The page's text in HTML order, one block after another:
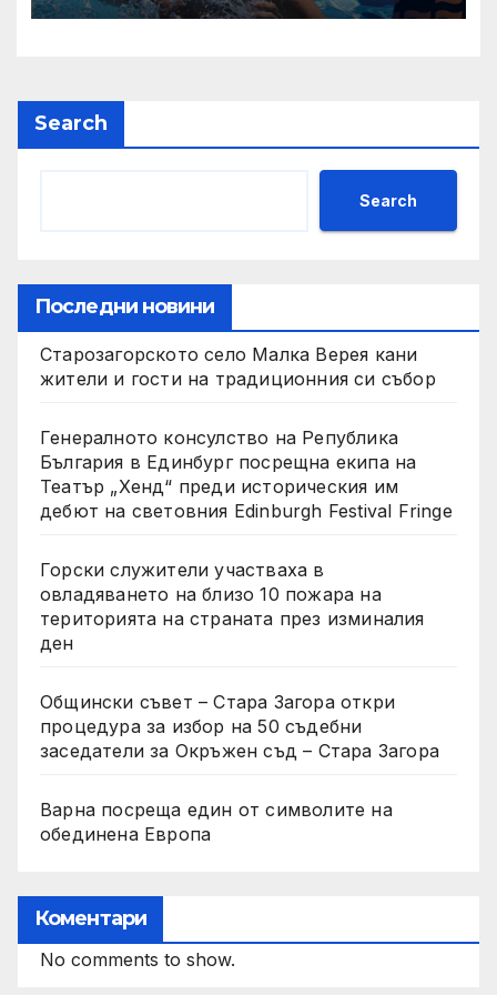
Search
Search
Последни новини
Старозагорското село Малка Верея кани
жители и гости на традиционния си събор
Генералното консулство на Република
България в Единбург посрещна екипа на
Театър „Хенд“ преди историческия им
дебют на световния Edinburgh Festival Fringe
Горски служители участваха в
овладяването на близо 10 пожара на
територията на страната през изминалия
ден
Общински съвет – Стара Загора откри
процедура за избор на 50 съдебни
заседатели за Окръжен съд – Стара Загора
Варна посреща един от символите на
обединена Европа
Коментари
No comments to show.